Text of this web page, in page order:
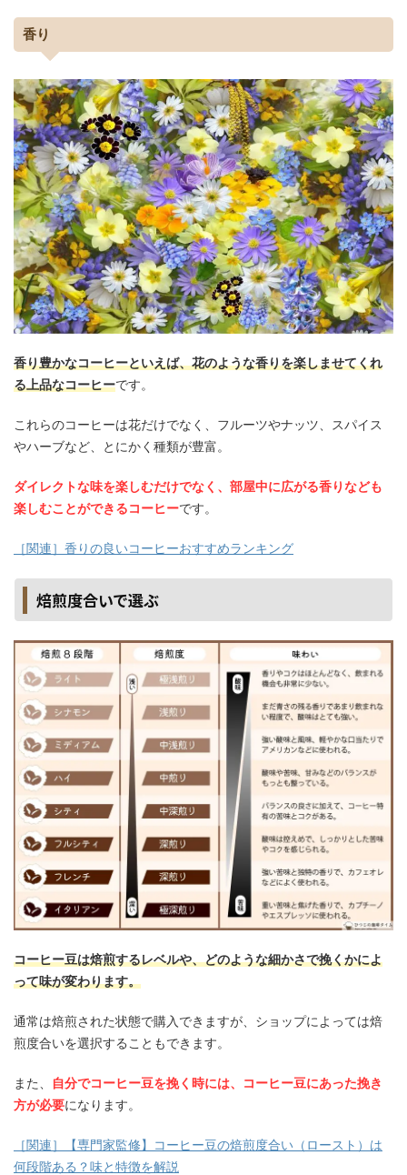
香り
香り豊かなコーヒーといえば、花のような香りを楽しませてくれ
る上品なコーヒーです。
これらのコーヒーは花だけでなく、フルーツやナッツ、スパイス
やハーブなど、とにかく種類が豊富。
ダイレクトな味を楽しむだけでなく、部屋中に広がる香りなども
楽しむことができるコーヒーです。
［関連］香りの良いコーヒーおすすめランキング
焙煎度合いで選ぶ
コーヒー豆は焙煎するレベルや、どのような細かさで挽くかによ
って味が変わります。
通常は焙煎された状態で購入できますが、ショップによっては焙
煎度合いを選択することもできます。
また、
自分でコーヒー豆を挽く時には、コーヒー豆にあった挽き
方が必要になります。
［関連］【専門家監修】コーヒー豆の焙煎度合い（ロースト）は
何段階ある？味と特徴を解説